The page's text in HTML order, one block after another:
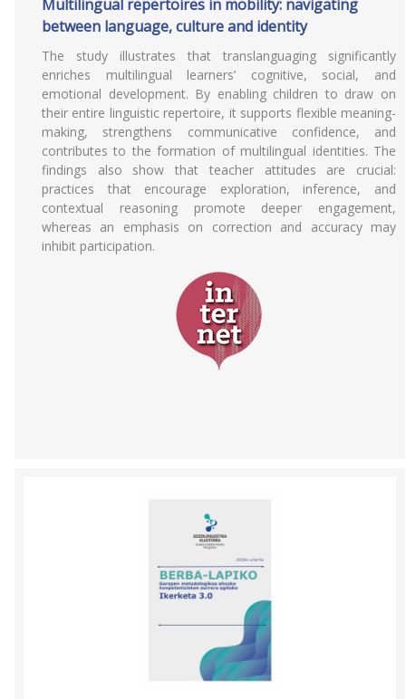
Multilingual repertoires in mobility: navigating
between language, culture and identity
The study illustrates that translanguaging significantly
enriches multilingual learners’ cognitive, social, and
emotional development. By enabling children to draw on
their entire linguistic repertoire, it supports flexible meaning-
making, strengthens communicative confidence, and
contributes to the formation of multilingual identities. The
findings also show that teacher attitudes are crucial:
practices that encourage exploration, inference, and
contextual reasoning promote deeper engagement,
whereas an emphasis on correction and accuracy may
inhibit participation.